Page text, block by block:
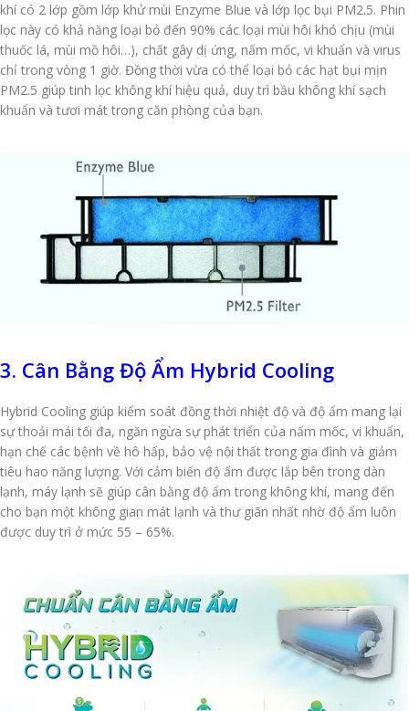
khí có 2 lớp gồm lớp khử mùi Enzyme Blue và lớp lọc bụi PM2.5. Phin
lọc này có khả năng loại bỏ đến 90% các loại mùi hôi khó chịu (mùi
thuốc lá, mùi mồ hôi…), chất gây dị ứng, nấm mốc, vi khuẩn và virus
chỉ trong vòng 1 giờ. Đồng thời vừa có thể loại bỏ các hạt bụi mịn
PM2.5 giúp tinh lọc không khí hiệu quả, duy trì bầu không khí sạch
khuẩn và tươi mát trong căn phòng của bạn.
3. Cân Bằng Độ Ẩm Hybrid Cooling
Hybrid Cooling giúp kiểm soát đồng thời nhiệt độ và độ ẩm mang lại
sự thoải mái tối đa, ngăn ngừa sự phát triển của nấm mốc, vi khuẩn,
hạn chế các bệnh về hô hấp, bảo vệ nội thất trong gia đình và giảm
tiêu hao năng lượng. Với cảm biến độ ẩm được lắp bên trong dàn
lạnh, máy lạnh sẽ giúp cân bằng độ ẩm trong không khí, mang đến
cho bạn một không gian mát lạnh và thư giãn nhất nhờ độ ẩm luôn
được duy trì ở mức 55 – 65%.